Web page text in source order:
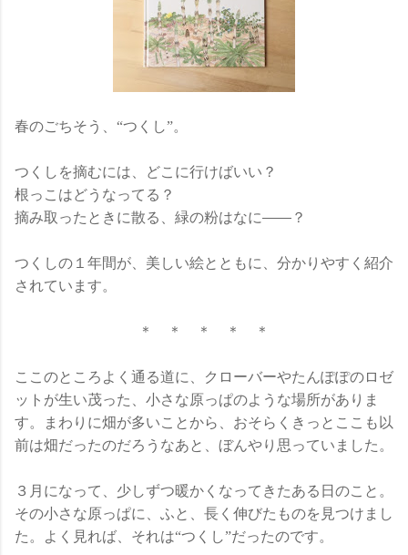
春のごちそう、“つくし”。
つくしを摘むには、どこに行けばいい？
根っこはどうなってる？
摘み取ったときに散る、緑の粉はなに
？
つくしの１年間が、美しい絵とともに、分かりやすく紹介
されています。
＊ ＊ ＊ ＊ ＊
ここのところよく通る道に、クローバーやたんぽぽのロゼ
ットが生い茂った、小さな原っぱのような場所がありま
す。まわりに畑が多いことから、おそらくきっとここも以
前は畑だったのだろうなあと、ぼんやり思っていました。
３月になって、少しずつ暖かくなってきたある日のこと。
その小さな原っぱに、ふと、長く伸びたものを見つけまし
た。よく見れば、それは“つくし”だったのです。